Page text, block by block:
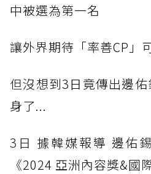
中被選為第一名
讓外界期待「率善CP」
但沒想到3日竟傳出邊
身了...
3日 據韓媒報導 邊佑
《2024 亞洲內容獎&國